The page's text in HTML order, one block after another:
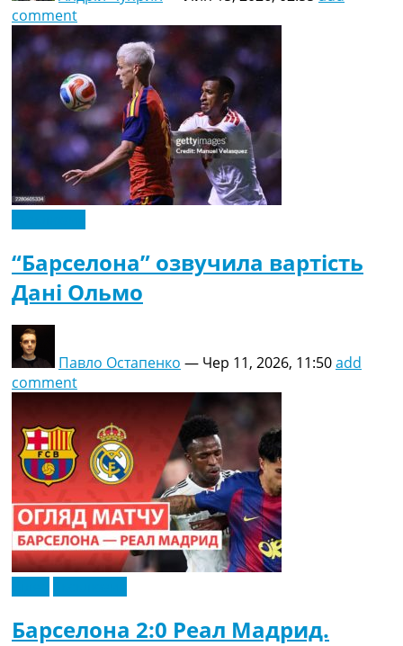
comment
“Барселона” озвучила вартість
Дані Ольмо
Павло Остапенко — Чер 11, 2026, 11:50add
comment
Барселона 2:0 Реал Мадрид.